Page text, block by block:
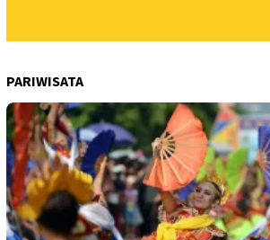
PARIWISATA